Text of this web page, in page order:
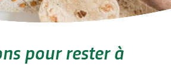
pour rester à